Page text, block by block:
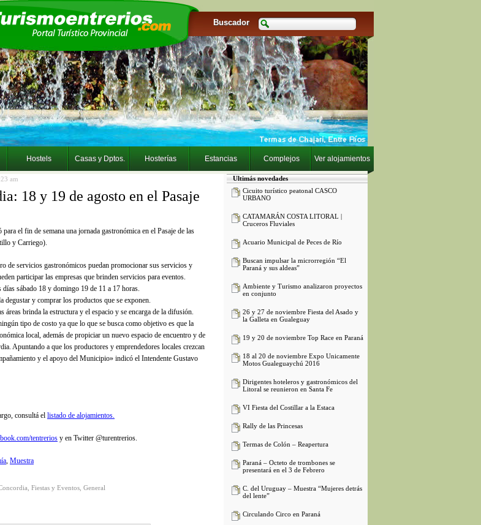
Buscador
Hostels Casas y Dptos. Hosterías Estancias Complejos Ver alojamientos
am
18 y 19 de agosto en el Pasaje
para el fin de semana una jornada gastronómica en el Pasaje de las
y Carriego).
de servicios gastronómicos puedan promocionar sus servicios y
participar las empresas que brinden servicios para eventos.
sábado 18 y domingo 19 de 11 a 17 horas.
degustar y comprar los productos que se exponen.
áreas brinda la estructura y el espacio y se encarga de la difusión.
tipo de costo ya que lo que se busca como objetivo es que la
local, además de propiciar un nuevo espacio de encuentro y de
Apuntando a que los productores y emprendedores locales crezcan
y el apoyo del Municipio» indicó el Intendente Gustavo
consultá el listado de alojamientos.
tentrerios y en Twitter @turentrerios.
, Muestra
Fiestas y Eventos General
Ultimás novedades
Cicuito turístico peatonal CASCO
URBANO
CATAMARÁN COSTA LITORAL |
Cruceros Fluviales
Acuario Municipal de Peces de Río
Buscan impulsar la microrregión “El
Paraná y sus aldeas”
Ambiente y Turismo analizaron proyectos
en conjunto
26 y 27 de noviembre Fiesta del Asado y
la Galleta en Gualeguay
19 y 20 de noviembre Top Race en Paraná
18 al 20 de noviembre Expo Unicamente
Motos Gualeguaychú 2016
Dirigentes hoteleros y gastronómicos del
Litoral se reunieron en Santa Fe
VI Fiesta del Costillar a la Estaca
Rally de las Princesas
Termas de Colón – Reapertura
Paraná – Octeto de trombones se
presentará en el 3 de Febrero
C. del Uruguay – Muestra “Mujeres detrás
del lente”
Circulando Circo en Paraná